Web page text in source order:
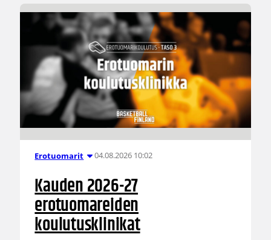
Erotuomarit 04.08.2026 10:02
Kauden 2026-27
erotuomareiden
koulutusklinikat